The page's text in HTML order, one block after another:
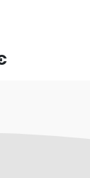
AU PANIER